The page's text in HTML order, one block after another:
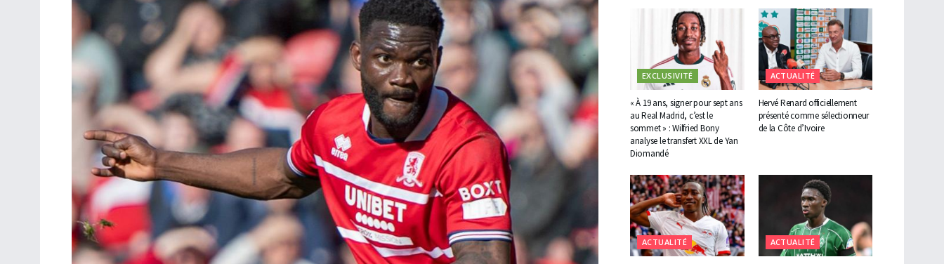
EXCLUSIVITÉ
« À 19 ans, signer pour sept ans
au Real Madrid, c’est le
sommet » : Wilfried Bony
analyse le transfert XXL de Yan
Diomandé
ACTUALITÉ
Hervé Renard officiellement
présenté comme sélectionneur
de la Côte d’Ivoire
ACTUALITÉ ACTUALITÉ